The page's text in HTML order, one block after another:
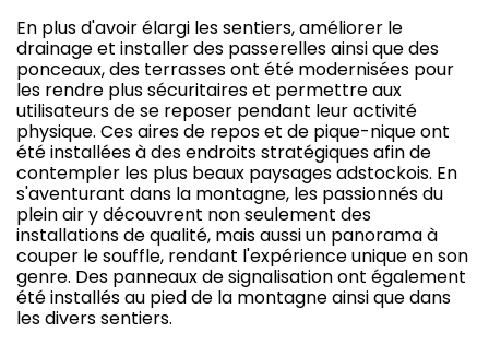
En plus d'avoir élargi les sentiers, améliorer le
drainage et installer des passerelles ainsi que des
ponceaux, des terrasses ont été modernisées pour
les rendre plus sécuritaires et permettre aux
utilisateurs de se reposer pendant leur activité
physique. Ces aires de repos et de pique-nique ont
été installées à des endroits stratégiques afin de
contempler les plus beaux paysages adstockois. En
s'aventurant dans la montagne, les passionnés du
plein air y découvrent non seulement des
installations de qualité, mais aussi un panorama à
couper le souffle, rendant l'expérience unique en son
genre. Des panneaux de signalisation ont également
été installés au pied de la montagne ainsi que dans
les divers sentiers.